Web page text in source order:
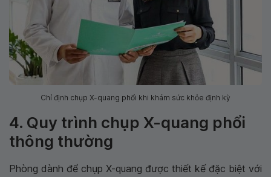
Chỉ định chụp X-quang phổi khi khám sức khỏe định kỳ
4. Quy trình chụp X-quang phổi
thông thường
Phòng dành để chụp X-quang được thiết kế đặc biệt với